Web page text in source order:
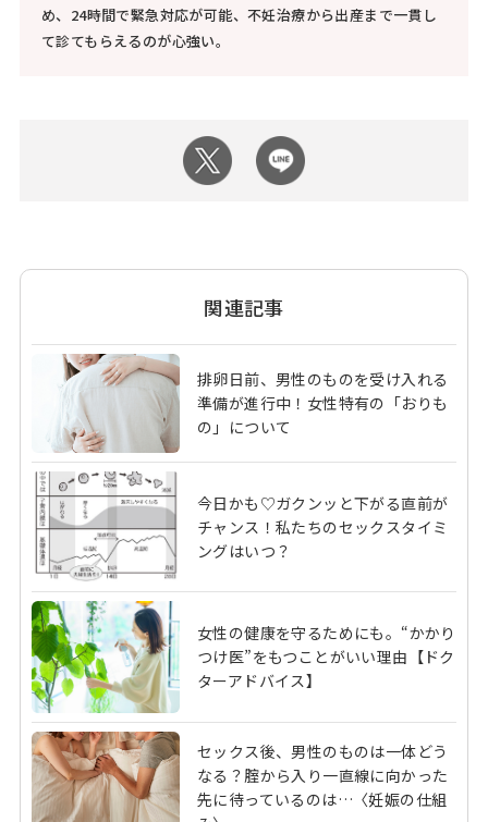
め、24時間で緊急対応が可能、不妊治療から出産まで一貫し
て診てもらえるのが心強い。
関連記事
排卵日前、男性のものを受け入れる
準備が進行中！女性特有の「おりも
の」について
今日かも♡ガクンッと下がる直前が
チャンス！私たちのセックスタイミ
ングはいつ？
女性の健康を守るためにも。“かかり
つけ医”をもつことがいい理由【ドク
ターアドバイス】
セックス後、男性のものは一体どう
なる？腟から入り一直線に向かった
先に待っているのは…〈妊娠の仕組